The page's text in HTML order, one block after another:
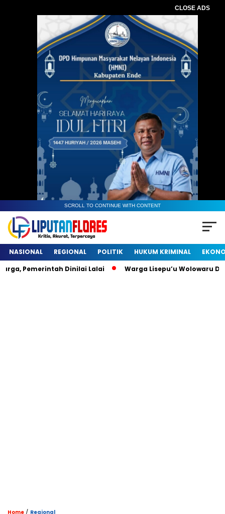
CLOSE ADS
SCROLL TO CONTINUE WITH CONTENT
NASIONAL REGIONAL POLITIK HUKUM KRIMINAL
Pemerintah Dinilai Lalai
Warga Lisepu’u Wolowaru
Home / Regional
Baca Juga : Eksekusi Lahan di Maurole
Berlangsung Kondusif, Penggugat
Hibahkan Tanah untuk Relokasi
Tergugat